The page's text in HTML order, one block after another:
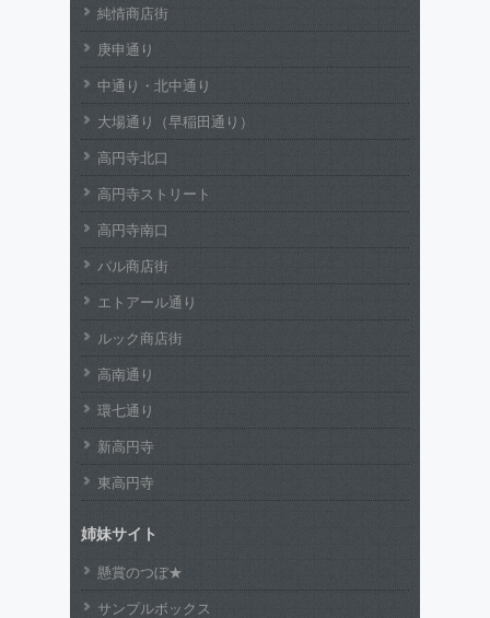
純情商店街
庚申通り
中通り・北中通り
大場通り（早稲田通り）
高円寺北口
高円寺ストリート
高円寺南口
パル商店街
エトアール通り
ルック商店街
高南通り
環七通り
新高円寺
東高円寺
姉妹サイト
懸賞のつぼ★
サンプルボックス